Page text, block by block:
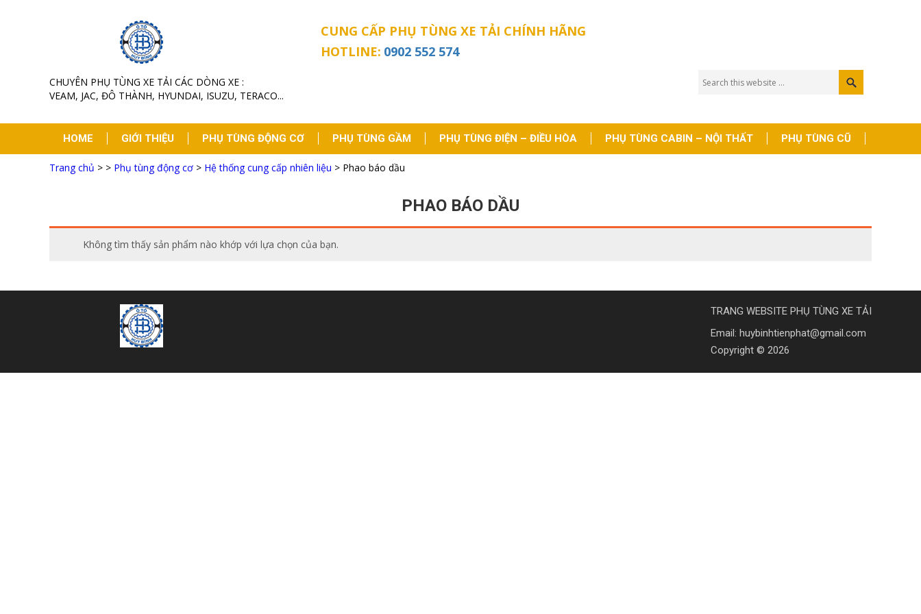
CUNG CẤP PHỤ TÙNG XE TẢI CHÍNH HÃNG
HOTLINE: 0902 552 574
CHUYÊN PHỤ TÙNG XE TẢI CÁC DÒNG XE :
VEAM, JAC, ĐÔ THÀNH, HYUNDAI, ISUZU, TERACO...
HOME GIỚI THIỆU PHỤ TÙNG ĐỘNG CƠ PHỤ TÙNG GẦM PHỤ TÙNG ĐIỆN – ĐIỀU HÒA PHỤ TÙNG CABIN – NỘI THẤT PHỤ TÙNG CŨ
TIN TỨC LIÊN HỆ
Trang chủ > > Phụ tùng động cơ > Hệ thống cung cấp nhiên liệu > Phao báo dầu
PHAO BÁO DẦU
Không tìm thấy sản phẩm nào khớp với lựa chọn của bạn.
TRANG WEBSITE PHỤ TÙNG XE TẢI
Email: huybinhtienphat@gmail.com
Copyright © 2026